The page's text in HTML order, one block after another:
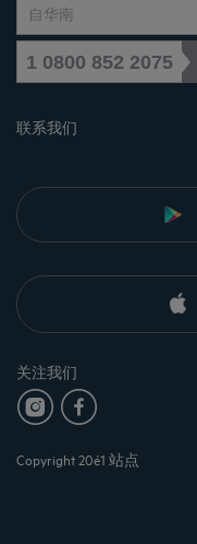
自华南
1 0800 852 2075
联系我们
关注我们
Copyright 20é1 站点